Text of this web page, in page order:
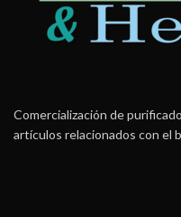
Comercialización de
artículos relacionados con el